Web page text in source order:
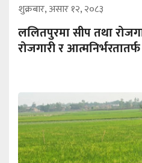
शुक्रबार, असार १२, २०८३
ललितपुरमा सीप तथा
रोजगारी र